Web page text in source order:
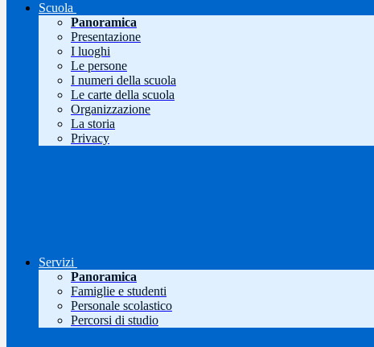
Scuola
Panoramica
Presentazione
I luoghi
Le persone
I numeri della scuola
Le carte della scuola
Organizzazione
La storia
Privacy
Servizi
Panoramica
Famiglie e studenti
Personale scolastico
Percorsi di studio